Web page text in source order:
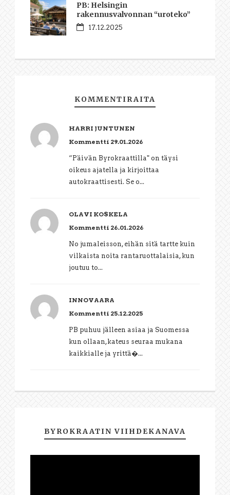
PB: Helsingin
rakennusvalvonnan “uroteko”
17.12.2025
KOMMENTIRAITA
HARRI JUNTUNEN
Kommentti 29.01.2026
“Päivän Byrokraattilla" on täysi
oikeus ajatella ja kirjoittaa
autokraattisesti. Se o...
OLAVI KOSKELA
Kommentti 26.01.2026
No jumaleisson, eihän sitä tartte kuin
vilkaista noita rantaruottalaisia, kun
joutuu to...
INNOVAARA
Kommentti 25.12.2025
PB puhuu jälleen asiaa ja Suomessa
kun ollaan,kateus seuraa mukana
kaikkialle ja yrittä�...
BYROKRAATIN VIIHDEKANAVA